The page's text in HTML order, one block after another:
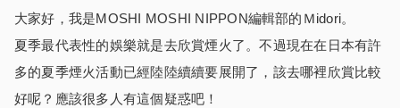
大家好，我是MOSHI MOSHI NIPPON編輯部的Ｍidori。
夏季最代表性的娛樂就是去欣賞煙火了。不過現在在日本有許
多的夏季煙火活動已經陸陸續續要展開了，該去哪裡欣賞比較
好呢？應該很多人有這個疑惑吧！